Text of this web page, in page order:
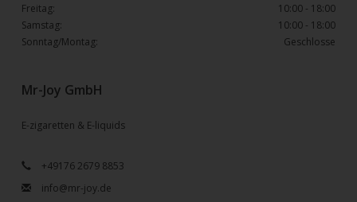
Mr-Joy GmbH
E-zigaretten & E-liquids
+49176 2679 8853
info@mr-joy.de
Freitag:
10:00 - 18:00
Samstag:
10:00 - 18:00
Sonntag/Montag:
Geschlosse